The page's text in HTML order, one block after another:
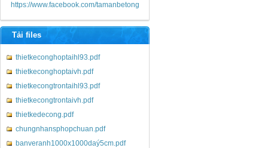
https://www.facebook.com/tamanbetong
Tải files
thietkeconghoptaihl93.pdf
thietkeconghoptaivh.pdf
thietkecongtrontaihl93.pdf
thietkecongtrontaivh.pdf
thietkedecong.pdf
chungnhansphopchuan.pdf
banveranh1000x1000daý5cm.pdf